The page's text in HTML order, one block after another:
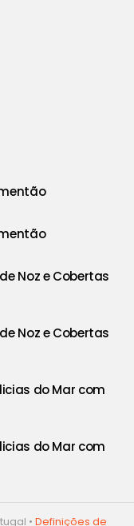
Noz e Cobertas
Noz e Cobertas
do Mar com
do Mar com
• Definições de